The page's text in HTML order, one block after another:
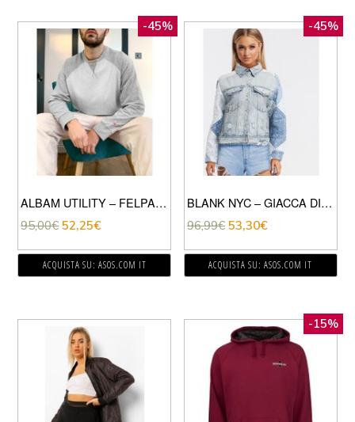
-45%
ALBAM UTILITY – FELPA CON MANICHE RAGLAN GRIGIA-GRIGIO
95,00€ 52,25€
ACQUISTA SU: ASOS.COM IT
-45%
BLANK NYC – GIACCA DI JEANS BLU LAVAGGIO CHIARO
96,99€ 53,30€
ACQUISTA SU: ASOS.COM IT
-15%